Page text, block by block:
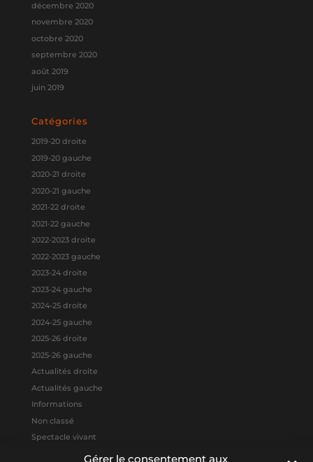
Gérer le consentement aux
décembre 2020
novembre 2020
octobre 2020
septembre 2020
août 2019
juin 2019
Catégories
2019-20 droite
2019-20 gauche
2020-21 droite
2020-21 gauche
2021-22 droite
2021-22 gauche
2022-2023 droite
2022-2023 gauche
2023-24 droite
2023-24 gauche
2024-25 droite
2024-25 gauche
2025-26 droite
2025-26 gauche
Actualités droite
Actualités gauche
Informations
Non classé
Spectacle vivant